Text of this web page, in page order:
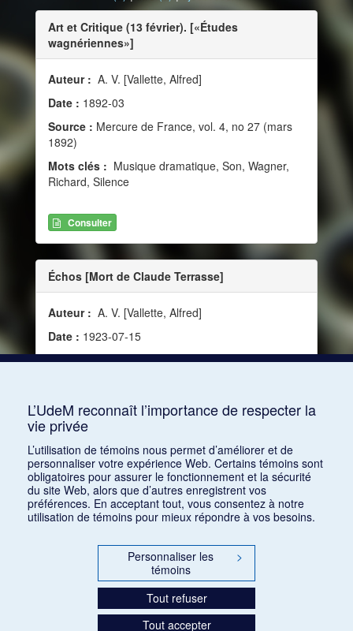
Art et Critique (13 février). [«Études
wagnériennes»]
Auteur : A. V. [Vallette, Alfred]
Date : 1892-03
Source : Mercure de France, vol. 4, no 27 (mars
1892)
Mots clés : Musique dramatique, Son, Wagner,
Richard, Silence
Consulter
Échos [Mort de Claude Terrasse]
Auteur : A. V. [Vallette, Alfred]
Date : 1923-07-15
Source :Mercure de France, vol. 165, no 602 (15
L’UdeM reconnaît l’importance de respecter la
vie privée
L’utilisation de témoins nous permet d’améliorer et de
personnaliser votre expérience Web. Certains témoins sont
obligatoires pour assurer le fonctionnement et la sécurité
du site Web, alors que d’autres enregistrent vos
préférences. En acceptant tout, vous consentez à notre
utilisation de témoins pour mieux répondre à vos besoins.
Personnaliser les
témoins
>
Tout refuser
Tout accepter